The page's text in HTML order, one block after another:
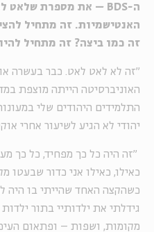
ה-BDS – את מספרת שלאט
האנטישמיות. זה מתחיל
זה כמו ביצה? זה מתחיל
האוניברסיטה הייתה מוצפת
התלמידים היהודים שלי
יהודי לא הגיע לשיעור אחרי
כאילו, כאילו אני כדור שבעטו
כשהקצה האחד שהייתי בו היה
גידלתי את ילדותיי בתור
מקומות, ושפות – ופתאום